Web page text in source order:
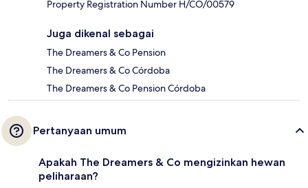
Property Registration Number H/CO/00579
Juga dikenal sebagai
The Dreamers & Co Pension
The Dreamers & Co Córdoba
The Dreamers & Co Pension Córdoba
Pertanyaan umum
Apakah The Dreamers & Co mengizinkan hewan
peliharaan?